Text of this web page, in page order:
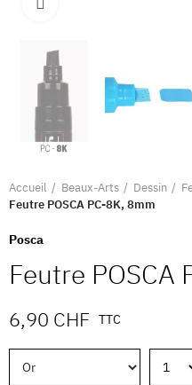
Accueil Beaux-Arts Dessin
Feutre POSCA PC-8K, 8mm
Posca
Feutre POSCA
6,90 CHF TTC